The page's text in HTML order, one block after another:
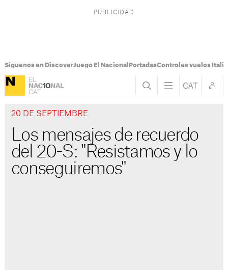
Síguenos en DiscoverJuego El Nacional PortadasControles vuelos Italia
20 DE SEPTIEMBRE
Los mensajes de recuerdo
del 20-S: "Resistamos y lo
conseguiremos"